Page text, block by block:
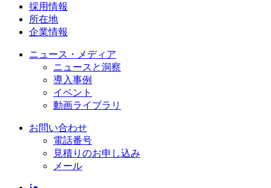
採用情報
所在地
企業情報
ニュース・メディア
ニュースと洞察
導入事例
イベント
動画ライブラリ
お問い合わせ
電話番号
見積りのお申し込み
メール